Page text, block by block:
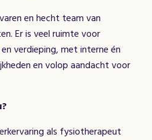
en hecht team van
Er is veel ruimte voor
verdieping, met interne én
en volop aandacht voor
als fysiotherapeut